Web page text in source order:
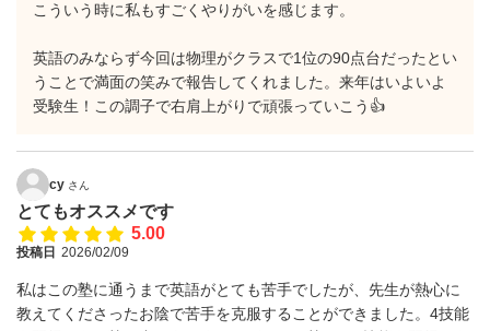
こういう時に私もすごくやりがいを感じます。
英語のみならず今回は物理がクラスで1位の90点台だったとい
うことで満面の笑みで報告してくれました。来年はいよいよ
受験生！この調子で右肩上がりで頑張っていこう👍
cy さん
とてもオススメです
5.00
投稿日 2026/02/09
私はこの塾に通うまで英語がとても苦手でしたが、先生が熱心に
教えてくださったお陰で苦手を克服することができました。4技能